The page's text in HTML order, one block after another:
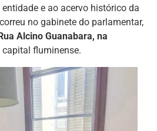
e ao acervo histórico da
no gabinete do parlamentar,
Alcino Guanabara, na
capital fluminense.